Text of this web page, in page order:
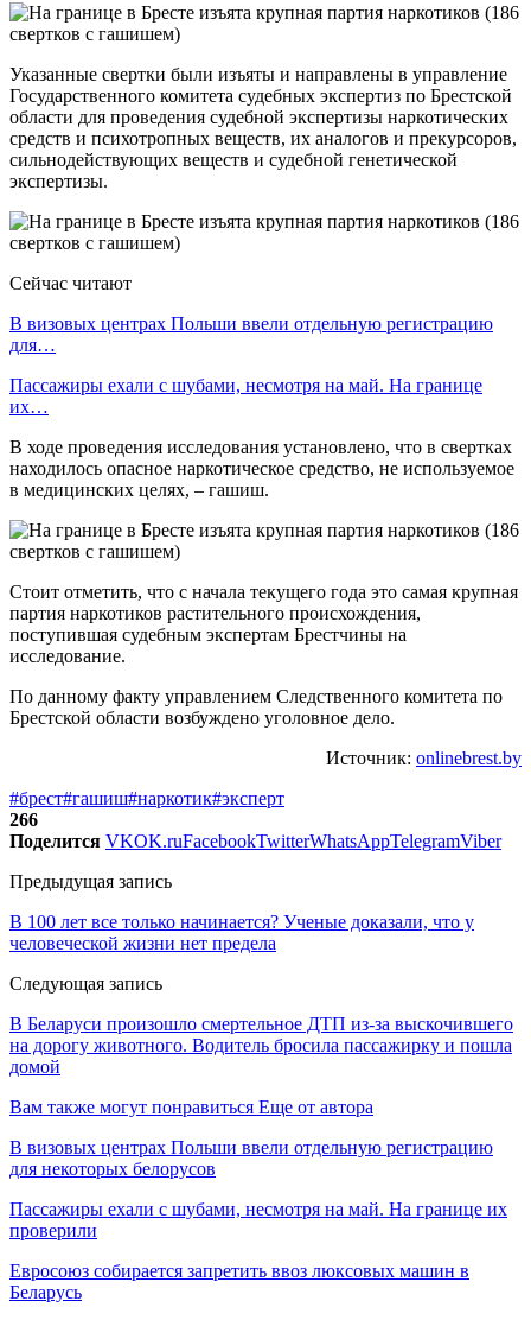
Указанные свертки были изъяты и направлены в управление
Государственного комитета судебных экспертиз по Брестской
области для проведения судебной экспертизы наркотических
средств и психотропных веществ, их аналогов и прекурсоров,
сильнодействующих веществ и судебной генетической
экспертизы.
Сейчас читают
В визовых центрах Польши ввели отдельную регистрацию
для…
Пассажиры ехали с шубами, несмотря на май. На границе
их…
В ходе проведения исследования установлено, что в свертках
находилось опасное наркотическое средство, не используемое
в медицинских целях, – гашиш.
Стоит отметить, что с начала текущего года это самая крупная
партия наркотиков растительного происхождения,
поступившая судебным экспертам Брестчины на
исследование.
По данному факту управлением Следственного комитета по
Брестской области возбуждено уголовное дело.
Источник: onlinebrest.by
#брест#гашиш#наркотик#эксперт
266
Поделится VKOK.ruFacebookTwitterWhatsAppTelegramViber
Предыдущая запись
В 100 лет все только начинается? Ученые доказали, что у
человеческой жизни нет предела
Следующая запись
В Беларуси произошло смертельное ДТП из-за выскочившего
на дорогу животного. Водитель бросила пассажирку и пошла
домой
Вам также могут понравиться Еще от автора
В визовых центрах Польши ввели отдельную регистрацию
для некоторых белорусов
Пассажиры ехали с шубами, несмотря на май. На границе их
проверили
Евросоюз собирается запретить ввоз люксовых машин в
Беларусь